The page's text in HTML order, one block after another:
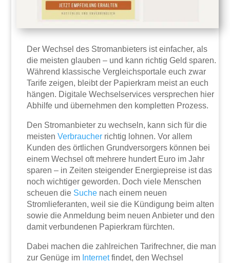
Der Wechsel des Stromanbieters ist einfacher, als
die meisten glauben – und kann richtig Geld sparen.
Während klassische Vergleichsportale euch zwar
Tarife zeigen, bleibt der Papierkram meist an euch
hängen. Digitale Wechselservices versprechen hier
Abhilfe und übernehmen den kompletten Prozess.
Den Stromanbieter zu wechseln, kann sich für die
meistenVerbraucher richtig lohnen. Vor allem
Kunden des örtlichen Grundversorgers können bei
einem Wechsel oft mehrere hundert Euro im Jahr
sparen – in Zeiten steigender Energiepreise ist das
noch wichtiger geworden. Doch viele Menschen
scheuen die Suche nach einem neuen
Stromlieferanten, weil sie die Kündigung beim alten
sowie die Anmeldung beim neuen Anbieter und den
damit verbundenen Papierkram fürchten.
Dabei machen die zahlreichen Tarifrechner, die man
zur Genüge im Internetfindet, den Wechsel